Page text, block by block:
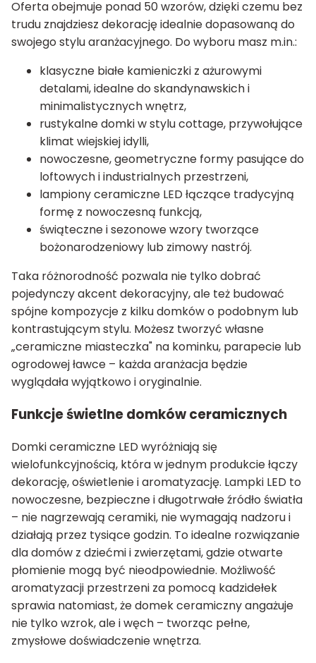
Oferta obejmuje ponad 50 wzorów, dzięki czemu bez
trudu znajdziesz dekorację idealnie dopasowaną do
swojego stylu aranżacyjnego. Do wyboru masz m.in.:
klasyczne białe kamieniczki z ażurowymi
detalami, idealne do skandynawskich i
minimalistycznych wnętrz,
rustykalne domki w stylu cottage, przywołujące
klimat wiejskiej idylli,
nowoczesne, geometryczne formy pasujące do
loftowych i industrialnych przestrzeni,
lampiony ceramiczne LED łączące tradycyjną
formę z nowoczesną funkcją,
świąteczne i sezonowe wzory tworzące
bożonarodzeniowy lub zimowy nastrój.
Taka różnorodność pozwala nie tylko dobrać
pojedynczy akcent dekoracyjny, ale też budować
spójne kompozycje z kilku domków o podobnym lub
kontrastującym stylu. Możesz tworzyć własne
„ceramiczne miasteczka" na kominku, parapecie lub
ogrodowej ławce – każda aranżacja będzie
wyglądała wyjątkowo i oryginalnie.
Funkcje świetlne domków ceramicznych
Domki ceramiczne LED wyróżniają się
wielofunkcyjnością, która w jednym produkcie łączy
dekorację, oświetlenie i aromatyzację. Lampki LED to
nowoczesne, bezpieczne i długotrwałe źródło światła
– nie nagrzewają ceramiki, nie wymagają nadzoru i
działają przez tysiące godzin. To idealne rozwiązanie
dla domów z dziećmi i zwierzętami, gdzie otwarte
płomienie mogą być nieodpowiednie. Możliwość
aromatyzacji przestrzeni za pomocą kadzidełek
sprawia natomiast, że domek ceramiczny angażuje
nie tylko wzrok, ale i węch – tworząc pełne,
zmysłowe doświadczenie wnętrza.